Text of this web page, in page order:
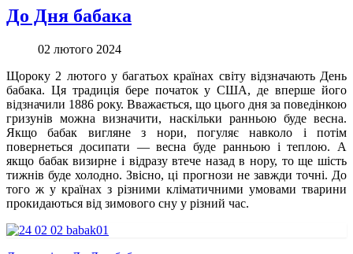
До Дня бабака
02 лютого 2024
Щороку 2 лютого у багатьох країнах світу відзначають День
бабака. Ця традиція бере початок у США, де вперше його
відзначили 1886 року. Вважається, що цього дня за поведінкою
гризунів можна визначити, наскільки ранньою буде весна.
Якщо бабак вигляне з нори, погуляє навколо і потім
повернеться досипати — весна буде ранньою і теплою. А
якщо бабак визирне і відразу втече назад в нору, то ще шість
тижнів буде холодно. Звісно, ці прогнози не завжди точні. До
того ж у країнах з різними кліматичними умовами тварини
прокидаються від зимового сну у різний час.